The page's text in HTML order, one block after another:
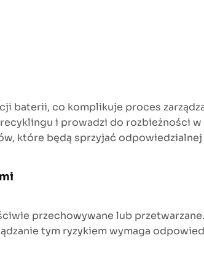
baterii, co komplikuje proces
i prowadzi do rozbieżności
które będą sprzyjać odpowiedzialnej
przechowywane lub
tym ryzykiem wymaga